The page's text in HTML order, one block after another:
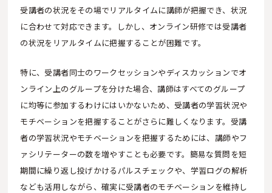
受講者の状況をその場でリアルタイムに講師が把握でき、状況
に合わせて対応できます。しかし、オンライン研修では受講者
の状況をリアルタイムに把握することが困難です。
特に、受講者同士のワークセッションやディスカッションでオ
ンライン上のグループを分けた場合、講師はすべてのグループ
に均等に参加するわけにはいかないため、受講者の学習状況や
モチベーションを把握することがさらに難しくなります。受講
者の学習状況やモチベーションを把握するためには、講師やフ
ァシリテーターの数を増やすことも必要です。簡易な質問を短
期間に繰り返し投げかけるパルスチェックや、学習ログの解析
なども活用しながら、確実に受講者のモチベーションを維持し